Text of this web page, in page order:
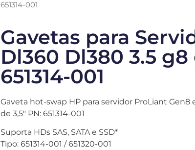
651314-001
Gavetas para
Dl360 Dl380 3.5 g8
651314-001
Gaveta hot-swap HP para servidor ProLiant Gen8
de 3,5″ PN: 651314-001
Suporta HDs SAS, SATA e SSD*
Tipo: 651314-001 / 651320-001